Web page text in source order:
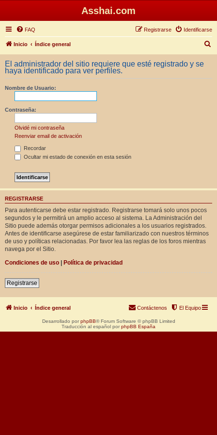
Asshai.com
FAQ Identificarse
Registrarse
Inicio Índice general
u
c
El administrador del sitio requiere que esté registrado y se
haya identificado para ver perfiles.
Nombre de Usuario:
Contraseña:
Olvidé mi contraseña
Reenviar email de activación
Recordar
Ocultar mi estado de conexión en esta sesión
REGISTRARSE
Para autenticarse debe estar registrado. Registrarse tomará solo unos pocos
segundos y le permitirá un amplio acceso al sistema. La Administración del
Sitio puede además otorgar permisos adicionales a los usuarios registrados.
Antes de identificarse asegúrese de estar familiarizado con nuestros términos
de uso y políticas relacionadas. Por favor lea las reglas de los foros mientras
navega por el Sitio.
Condiciones de uso | Política de privacidad
Registrarse
Inicio Índice general El Equipo
Contáctenos
Desarrollado por phpBB® Forum Software © phpBB Limited
Traducción al español por phpBB España